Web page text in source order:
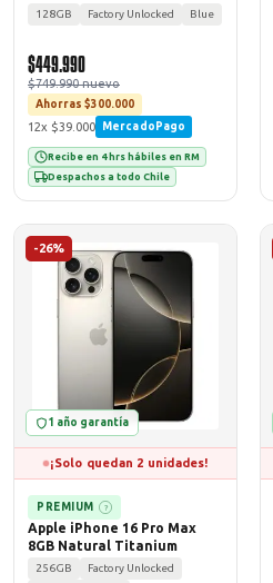
128GB Factory Unlocked Blue
$449.990
$749.990 nuevo
Ahorras $300.000
12x $39.000 MercadoPago
Recibe en 4 hrs hábiles en RM
Despachos a todo Chile
-26%
1 año garantía
¡Solo quedan 2 unidades!
PREMIUM ?
Apple iPhone 16 Pro Max
8GB Natural Titanium
256GB
Factory Unlocked